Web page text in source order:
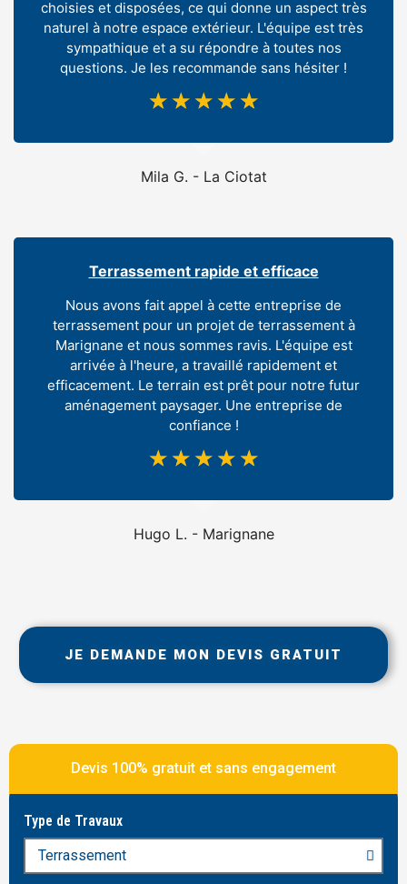
Mila G. - La Ciotat
choisies et disposées, ce qui donne un aspect très
naturel à notre espace extérieur. L'équipe est très
sympathique et a su répondre à toutes nos
questions. Je les recommande sans hésiter !
☆ ☆ ☆ ☆ ☆
Hugo L. - Marignane
Terrassement rapide et efficace
Nous avons fait appel à cette entreprise de
terrassement pour un projet de terrassement à
Marignane et nous sommes ravis. L'équipe est
arrivée à l'heure, a travaillé rapidement et
efficacement. Le terrain est prêt pour notre futur
aménagement paysager. Une entreprise de
confiance !
☆ ☆ ☆ ☆ ☆
JE DEMANDE MON DEVIS GRATUIT
Devis 100% gratuit et sans engagement
Type de Travaux